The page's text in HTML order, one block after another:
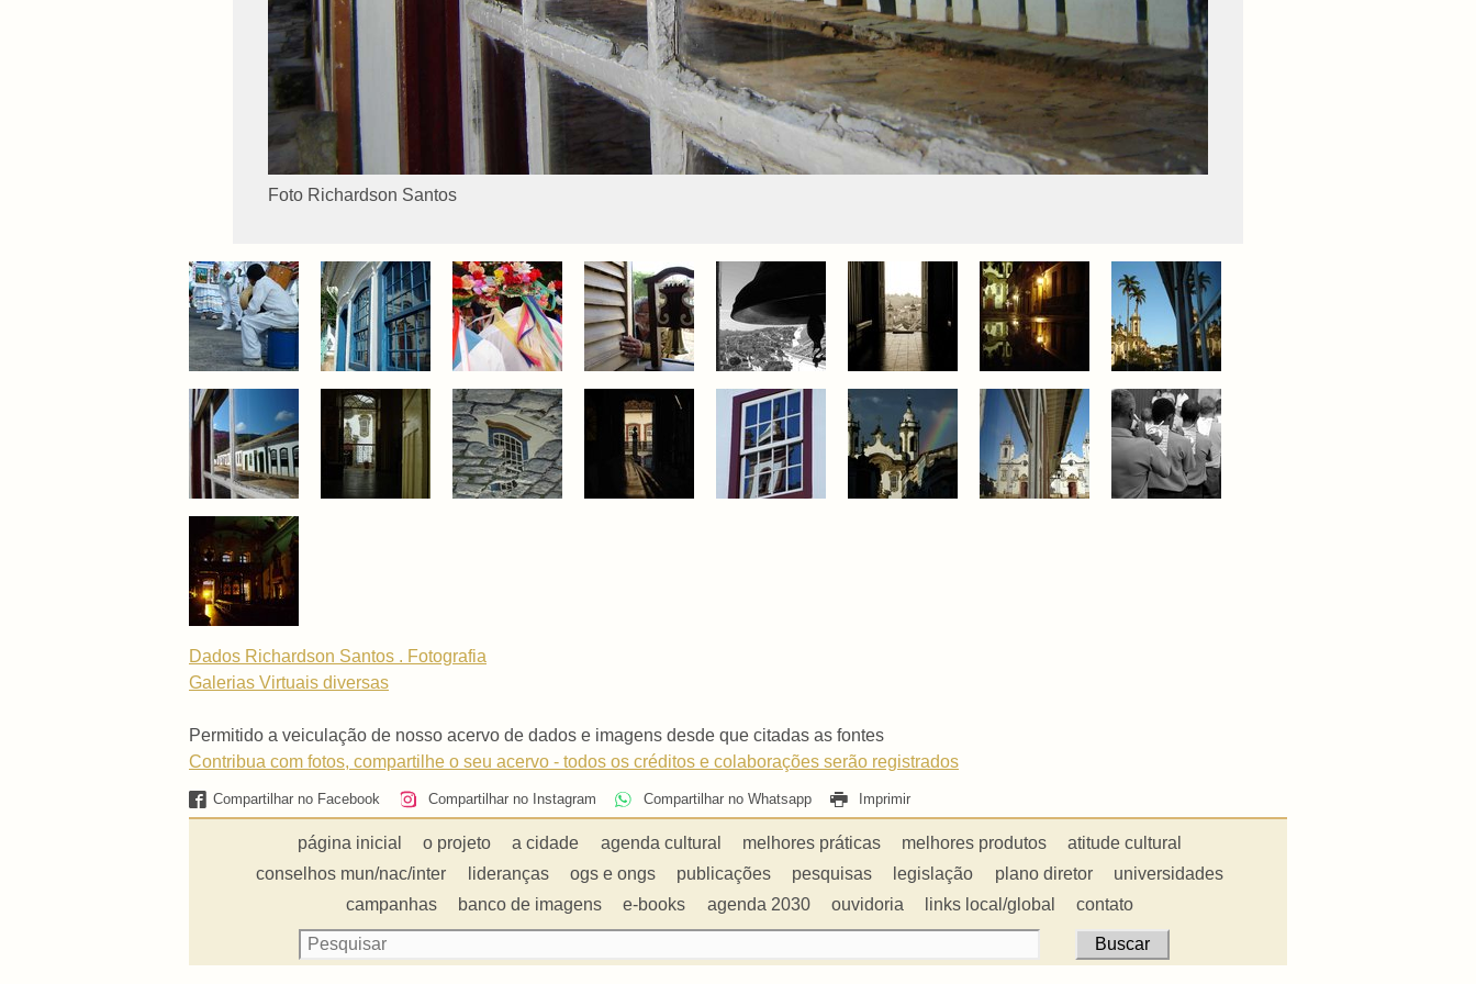
Foto Richardson Santos
Dados Richardson Santos . Fotografia
Galerias Virtuais diversas
Permitido a veiculação de nosso acervo de dados e imagens desde que citadas as fontes
Contribua com fotos, compartilhe o seu acervo - todos os créditos e colaborações serão registrados
Compartilhar no Facebook Compartilhar no Instagram Compartilhar no Whatsapp Imprimir
página inicial o projeto a cidade agenda cultural melhores práticas melhores produtos
atitude cultural
conselhos mun/nac/inter
lideranças ogs e ongs publicações pesquisas legislação plano diretor
universidades
campanhas
banco de imagens e-books agenda 2030 ouvidoria links local/global contato